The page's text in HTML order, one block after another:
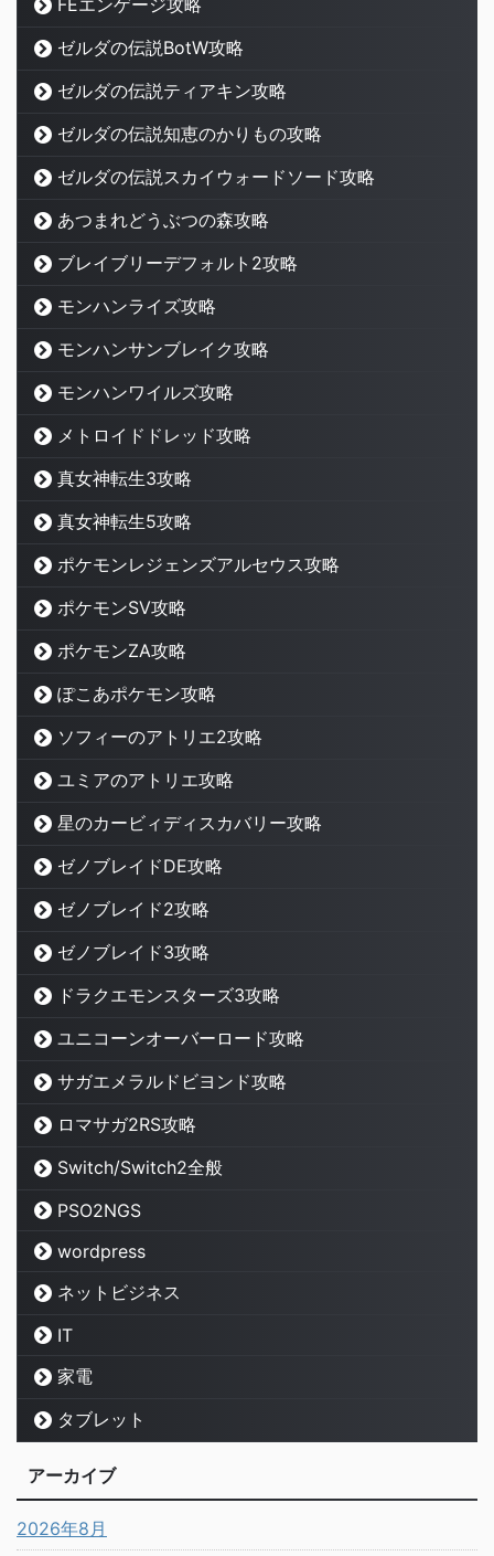
ゼルダの伝説BotW攻略
ゼルダの伝説ティアキン攻略
ゼルダの伝説知恵のかりもの攻略
ゼルダの伝説スカイウォードソード攻略
あつまれどうぶつの森攻略
ブレイブリーデフォルト2攻略
モンハンライズ攻略
モンハンサンブレイク攻略
モンハンワイルズ攻略
メトロイドドレッド攻略
真女神転生3攻略
真女神転生5攻略
ポケモンレジェンズアルセウス攻略
ポケモンSV攻略
ポケモンZA攻略
ぽこあポケモン攻略
ソフィーのアトリエ2攻略
ユミアのアトリエ攻略
星のカービィディスカバリー攻略
ゼノブレイドDE攻略
ゼノブレイド2攻略
ゼノブレイド3攻略
ドラクエモンスターズ3攻略
ユニコーンオーバーロード攻略
サガエメラルドビヨンド攻略
ロマサガ2RS攻略
Switch/Switch2全般
PSO2NGS
wordpress
ネットビジネス
IT
家電
タブレット
アーカイブ
2026年8月